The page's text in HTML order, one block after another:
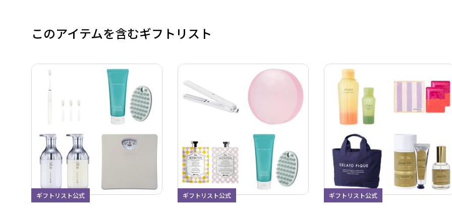
このアイテムを含むギフトリスト
ギフトリスト公式 ギフトリスト公式 ギフトリスト公式